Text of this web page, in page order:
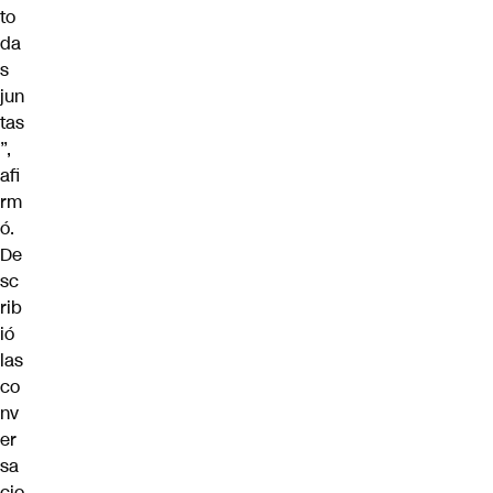
to
da
s
jun
tas
”,
afi
rm
ó.
De
sc
rib
ió
las
co
nv
er
sa